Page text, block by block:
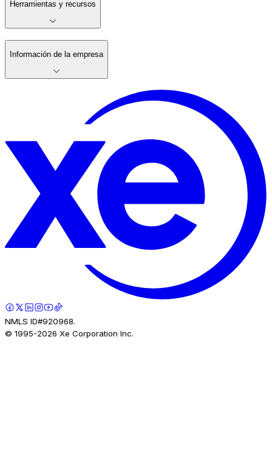
Herramientas y recursos
Información de la empresa
NMLS ID#920968.
© 1995-2026 Xe Corporation Inc.